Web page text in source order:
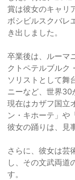
賞は彼女のキャリ
ボシビルスクバレ
き出しました。
卒業後は、ルーマ
クトペテルブルク
ソリストとして舞
ニーなど、世界30
現在はカザフ国立
ン・キホーテ」や
彼女の踊りは、見
さらに、彼女は芸
し、その文武両道
す。